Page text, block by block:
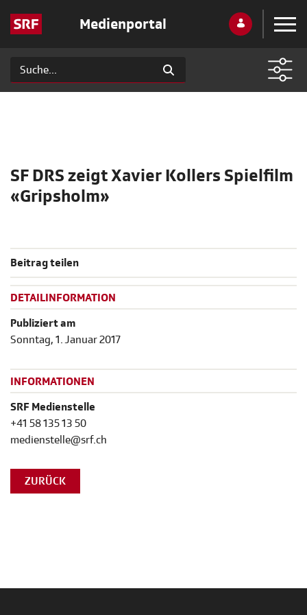
Medienportal
SF DRS zeigt Xavier Kollers Spielfilm
«Gripsholm»
Beitrag teilen
DETAILINFORMATION
Publiziert am
Sonntag, 1. Januar 2017
INFORMATIONEN
SRF Medienstelle
+41 58 135 13 50
medienstelle@srf.ch
ZURÜCK